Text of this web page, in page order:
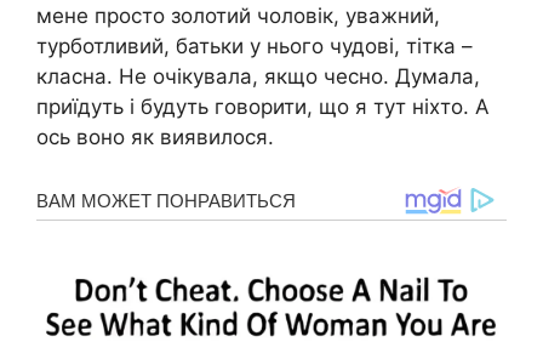
мене просто золотий чоловік, уважний,
турботливий, батьки у нього чудові, тітка –
класна. Не очікувала, якщо чесно. Думала,
приїдуть і будуть говорити, що я тут ніхто. А
ось воно як виявилося.